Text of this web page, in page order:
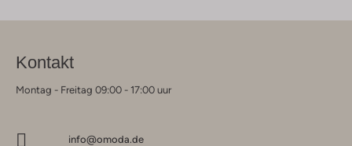
Kontakt
Montag - Freitag 09:00 - 17:00 uur
info@omoda.de